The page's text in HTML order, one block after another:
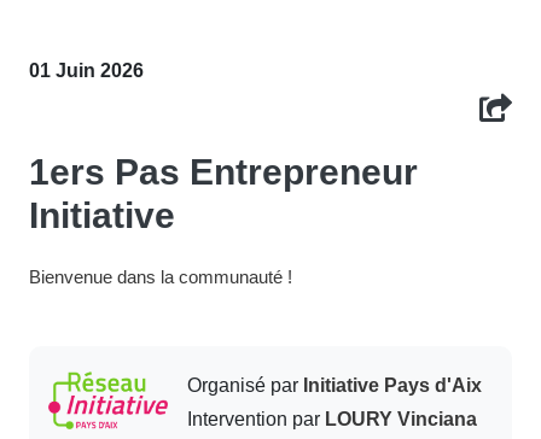
01 Juin 2026
1ers Pas Entrepreneur
Initiative
Bienvenue dans la communauté !
Organisé parInitiative Pays d'Aix
Intervention parLOURY Vinciana